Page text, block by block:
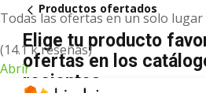
Todas las ofertas en un solo lugar
(14.1 k reseñas)
Abrir
Productos ofertados
Elige tu producto
ofertas en los
recientes